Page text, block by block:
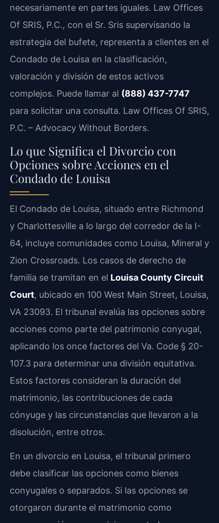
necesariamente en partes iguales. Law Offices
Of SRIS, P.C., con el Sr. Sris supervisando la
estrategia del bufete, representa a clientes en el
Condado de Louisa en la clasificación,
valoración y división de estos activos
complejos. Puede llamar al (888) 437-7747
para solicitar una consulta. Law Offices Of SRIS,
P.C. – Advocacy Without Borders.
Lo que Significa el Divorcio con
Opciones sobre Acciones en el
Condado de Louisa
El Condado de Louisa, situado entre Richmond
y Charlottesville a lo largo del corredor de la I-
64, incluye comunidades como Louisa, Mineral y
Zion Crossroads. Los casos de derecho de
familia se tramitan en el Louisa County Circuit
Court, ubicado en 100 West Main Street, Louisa,
VA 23093. El tribunal evalúa las opciones sobre
acciones como parte del patrimonio conyugal,
aplicando los once factores del Va. Code § 20-
107.3 para determinar una división equitativa.
Estos factores consideran la duración del
matrimonio, las contribuciones de cada
cónyuge y las circunstancias que llevaron a la
disolución, entre otros.
En un divorcio en Louisa, el tribunal primero
debe clasificar las opciones como bienes
conyugales o separados. Si las opciones se
otorgaron durante el matrimonio como